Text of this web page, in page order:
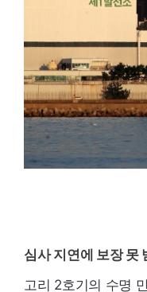
심사 지연에 보장 못
고리 2호기의 수명